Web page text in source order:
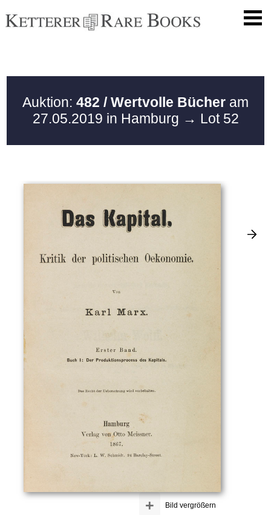
Auktion: 482 / Wertvolle Bücher am
27.05.2019 in Hamburg → Lot 52
Bild vergrößern
+